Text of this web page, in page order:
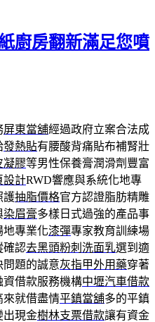
廚房翻新滿足您噴
屏東當舖經過政府立案合法成
發熱貼有腰酸背痛貼布補腎壯
凝膠等男性保養膏潤滑劑豐富
設計RWD響應與系統化地專
護抽脂價格官方認證脂肪精雕
染眉膏多樣日式過強的產品事
地專業化漆彈專家教育訓練場
確認去黑頭粉刺洗面乳選到適
題的誠意灰指甲外用藥穿著
借款服務機構中壢汽車借款
來就借盡情平鎮當舖多的平鎮
出現金樹林支票借款讓有資金